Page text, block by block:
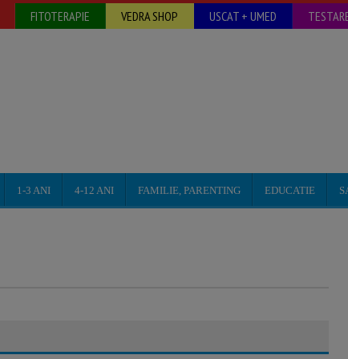
FITOTERAPIE VEDRA SHOP USCAT + UMED
1-3 ANI 4-12 ANI FAMILIE, PARENTING EDUCATIE